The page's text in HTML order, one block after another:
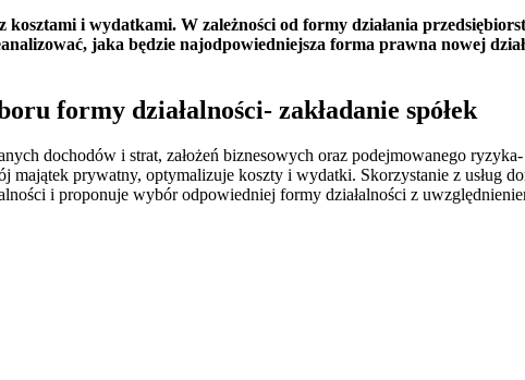
kosztami i wydatkami. W zależności od formy działania
jaka będzie najodpowiedniejsza forma prawna nowej
formy działalności- zakładanie spółek
dochodów i strat, założeń biznesowych oraz podejmowanego
majątek prywatny, optymalizuje koszty i wydatki. Skorzystanie z usług
i proponuje wybór odpowiedniej formy działalności z